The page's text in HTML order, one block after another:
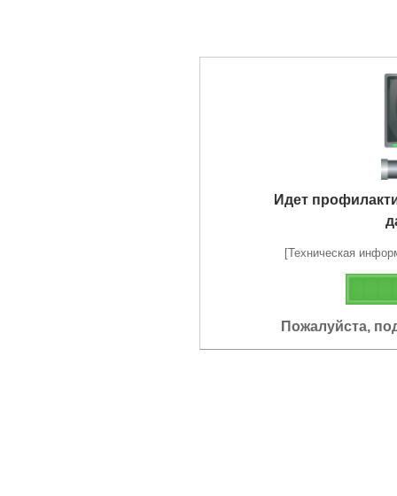
Идет
[Техническая
Пожалуйста,